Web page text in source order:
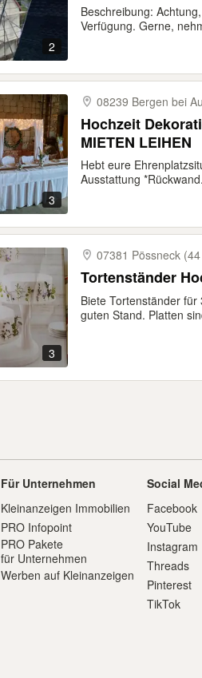
2
Beschreibung:
Verfügung. Gerne,
3
08239 Bergen bei
Hochzeit
MIETEN LEIHEN
Hebt eure
Ausstattung
3
07381 Pössneck
Tortenständer
Biete Tortenständer
guten Stand. Platten
Für Unternehmen
Kleinanzeigen Immobilien
PRO Infopoint
PRO Pakete
für Unternehmen
Werben auf Kleinanzeigen
Social
Facebook
YouTube
Instagram
Threads
Pinterest
TikTok